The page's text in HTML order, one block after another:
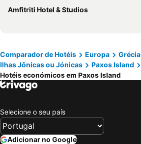
Amfitriti Hotel & Studios
Comparador de Hotéis Europa
Grécia
Ilhas Jônicas ou Jónicas
Paxos Island
Hotéis económicos em Paxos Island
Selecione o seu país
Adicionar no Google